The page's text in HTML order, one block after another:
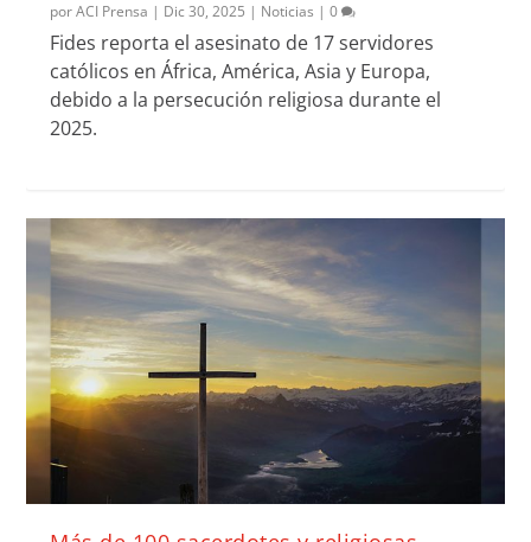
porACI Prensa | Dic 30, 2025 | Noticias |0
Fides reporta el asesinato de 17 servidores
católicos en África, América, Asia y Europa,
debido a la persecución religiosa durante el
2025.